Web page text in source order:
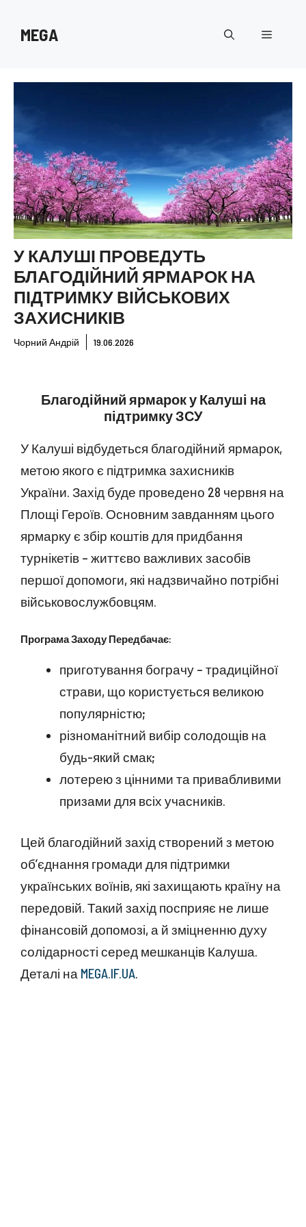
MEGA Меню
У КАЛУШІ ПРОВЕДУТЬ
БЛАГОДІЙНИЙ ЯРМАРОК НА
ПІДТРИМКУ ВІЙСЬКОВИХ
ЗАХИСНИКІВ
Чорний Андрій 19.06.2026
Благодійний ярмарок у Калуші на
підтримку ЗСУ
У Калуші відбудеться благодійний ярмарок,
метою якого є підтримка захисників
України. Захід буде проведено 28 червня на
Площі Героїв. Основним завданням цього
ярмарку є збір коштів для придбання
турнікетів – життєво важливих засобів
першої допомоги, які надзвичайно потрібні
військовослужбовцям.
Програма Заходу Передбачає:
приготування бограчу – традиційної
страви, що користується великою
популярністю;
різноманітний вибір солодощів на
будь-який смак;
лотерею з цінними та привабливими
призами для всіх учасників.
Цей благодійний захід створений з метою
об’єднання громади для підтримки
українських воїнів, які захищають країну на
передовій. Такий захід посприяє не лише
фінансовій допомозі, а й зміцненню духу
солідарності серед мешканців Калуша.
Деталі на MEGA.IF.UA.